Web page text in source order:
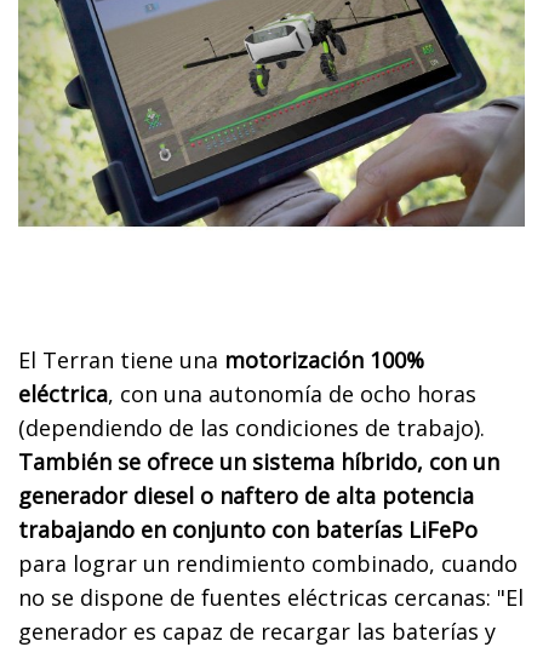
El Terran tiene una motorización 100%
eléctrica, con una autonomía de ocho horas
(dependiendo de las condiciones de trabajo).
También se ofrece un sistema híbrido, con un
generador diesel o naftero de alta potencia
trabajando en conjunto con baterías LiFePo
para lograr un rendimiento combinado, cuando
no se dispone de fuentes eléctricas cercanas: "El
generador es capaz de recargar las baterías y